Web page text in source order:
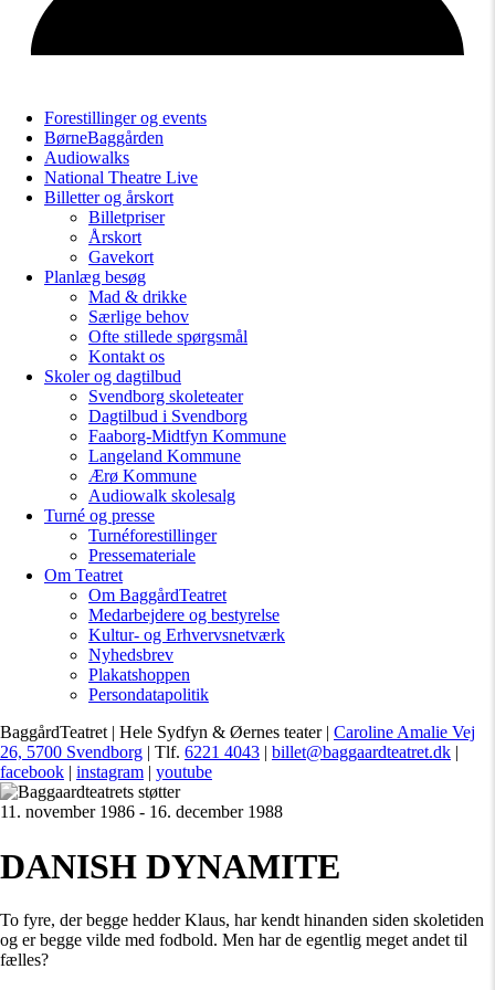
Forestillinger og events
BørneBaggården
Audiowalks
National Theatre Live
Billetter og årskort
Billetpriser
Årskort
Gavekort
Planlæg besøg
Mad & drikke
Særlige behov
Ofte stillede spørgsmål
Kontakt os
Skoler og dagtilbud
Svendborg skoleteater
Dagtilbud i Svendborg
Faaborg-Midtfyn Kommune
Langeland Kommune
Ærø Kommune
Audiowalk skolesalg
Turné og presse
Turnéforestillinger
Pressemateriale
Om Teatret
Om BaggårdTeatret
Medarbejdere og bestyrelse
Kultur- og Erhvervsnetværk
Nyhedsbrev
Plakatshoppen
Persondatapolitik
BaggårdTeatret | Hele Sydfyn & Øernes teater | Caroline Amalie Vej
26, 5700 Svendborg | Tlf. 6221 4043 billet@baggaardteatret.dk
facebook
instagram youtube
11. november 1986 - 16. december 1988
DANISH DYNAMITE
To fyre, der begge hedder Klaus, har kendt hinanden siden skoletiden
og er begge vilde med fodbold. Men har de egentlig meget andet til
fælles?